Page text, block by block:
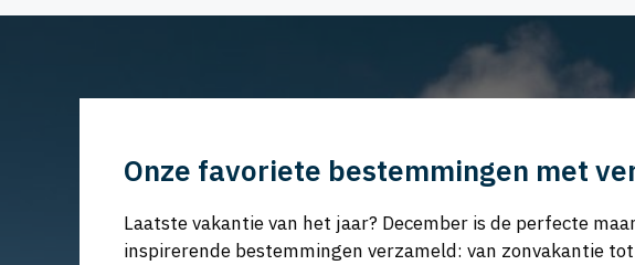
Onze favoriete bestemmingen met
Laatste vakantie van het jaar? December is de perfecte
inspirerende bestemmingen verzameld: van zonvakantie